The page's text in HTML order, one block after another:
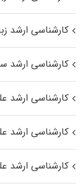
کارشناسی ارشد
کارشناسی ارشد
کارشناسی ارشد
کارشناسی ارشد
کارشناسی ارشد